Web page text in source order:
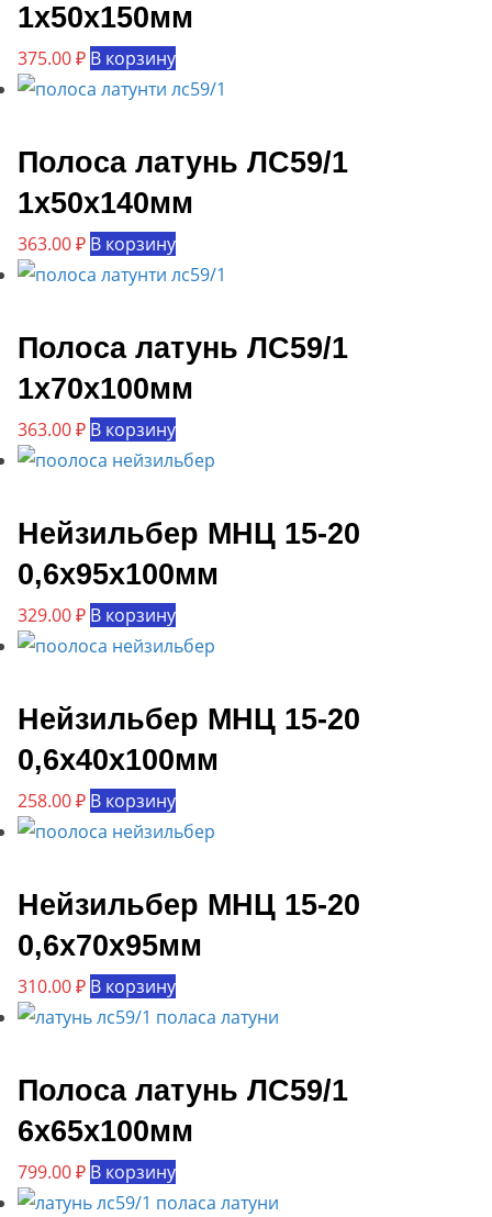
1х50х150мм
375.00₽ В корзину
Полоса латунь ЛС59/1
1х50х140мм
363.00₽ В корзину
Полоса латунь ЛС59/1
1х70х100мм
363.00₽ В корзину
Нейзильбер МНЦ 15-20
0,6х95х100мм
329.00₽ В корзину
Нейзильбер МНЦ 15-20
0,6х40х100мм
258.00₽ В корзину
Нейзильбер МНЦ 15-20
0,6х70х95мм
310.00₽ В корзину
Полоса латунь ЛС59/1
6х65х100мм
799.00₽ В корзину